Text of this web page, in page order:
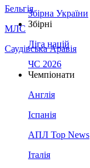
Бельгія
МЛС
Саудівська Аравія
Збірна України
Збірні
Ліга націй
ЧС 2026
Чемпіонати
Англія
Іспанія
АПЛ Top News
Італія